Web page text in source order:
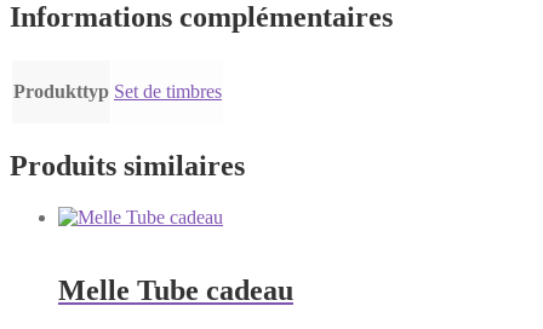
Informations complémentaires
Produkttyp Set de timbres
Produits similaires
Melle Tube cadeau